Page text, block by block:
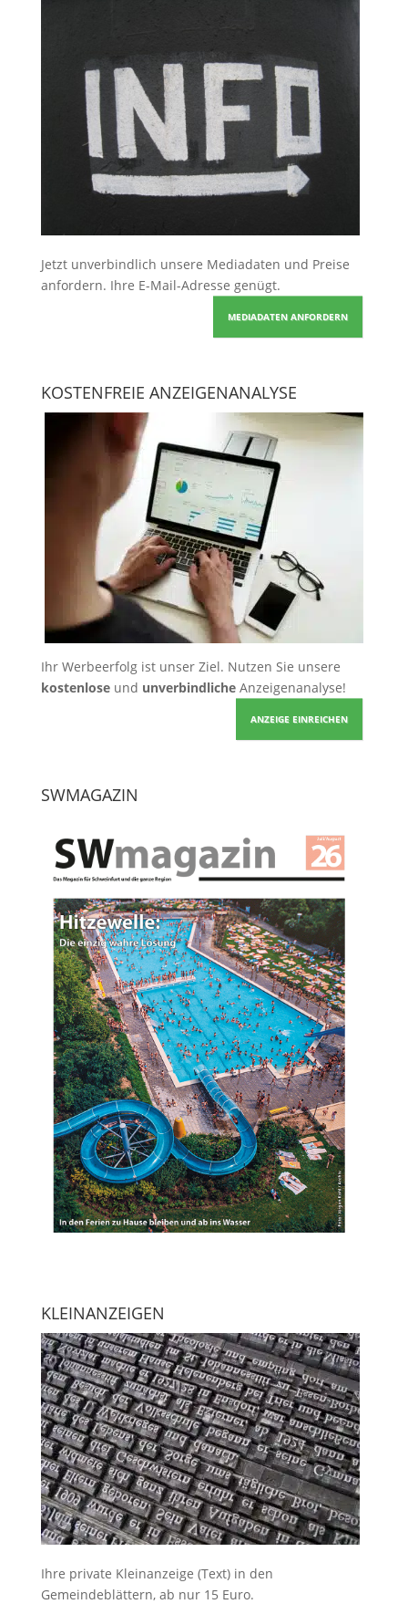
Jetzt unverbindlich unsere Mediadaten und Preise
anfordern. Ihre E-Mail-Adresse genügt.
MEDIADATEN ANFORDERN
KOSTENFREIE ANZEIGENANALYSE
Ihr Werbeerfolg ist unser Ziel. Nutzen Sie unsere
kostenloseund unverbindlicheAnzeigenanalyse!
ANZEIGE EINREICHEN
SWMAGAZIN
KLEINANZEIGEN
Ihre private Kleinanzeige (Text) in den
Gemeindeblättern, ab nur 15 Euro.